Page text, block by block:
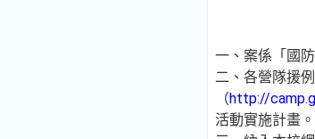
一、案係「國
二、各營隊援
（http://
活動實施計畫。